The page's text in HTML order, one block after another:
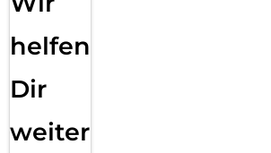
helfen
Dir
weiter